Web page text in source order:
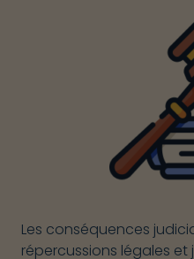
Les conséquences
répercussions légales